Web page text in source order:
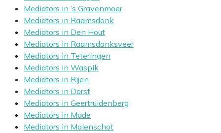
Mediators in ’s Gravenmoer
Mediators in Raamsdonk
Mediators in Den Hout
Mediators in Raamsdonksveer
Mediators in Teteringen
Mediators in Waspik
Mediators in Rijen
Mediators in Dorst
Mediators in Geertruidenberg
Mediators in Made
Mediators in Molenschot